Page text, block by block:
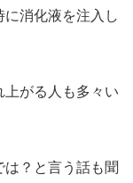
消化液を注入し
上がる人も多々い
？と言う話も聞